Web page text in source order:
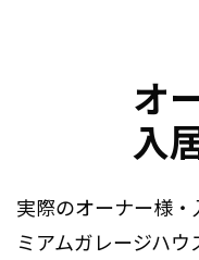
オ
入
実際のオーナー様・
ミアムガレージハ